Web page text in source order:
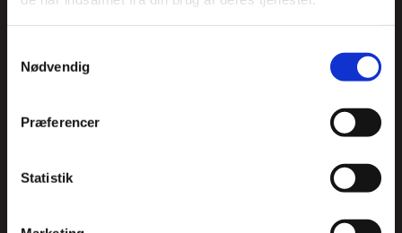
Nødvendig
Præferencer
Statistik
der skåret ned overalt, så sælger de
energiselskab til Goldman Sachs! De
VÆKST!
handler om at bevare optimismen
bankmænd der fortæller én, hvor længe
ånder os i nakken. For hvis vi udelukkende